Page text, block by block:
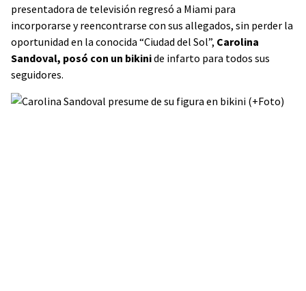
presentadora de televisión regresó a Miami para
incorporarse y reencontrarse con sus allegados, sin perder la
oportunidad en la conocida “Ciudad del Sol”, Carolina
Sandoval, posó con un bikinide infarto para todos sus
seguidores.